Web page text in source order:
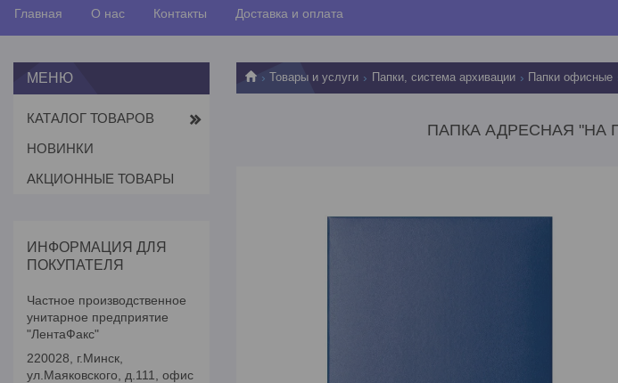
Главная О нас Контакты Доставка и оплата
Товары и услуги Папки, система архивации Папки офисные
ПАПКА АДРЕСНАЯ "НА
КАТАЛОГ ТОВАРОВ
НОВИНКИ
АКЦИОННЫЕ ТОВАРЫ
ИНФОРМАЦИЯ ДЛЯ
ПОКУПАТЕЛЯ
Частное производственное
унитарное предприятие
"ЛентаФакс"
220028, г.Минск,
ул.Маяковского, д.111, офис